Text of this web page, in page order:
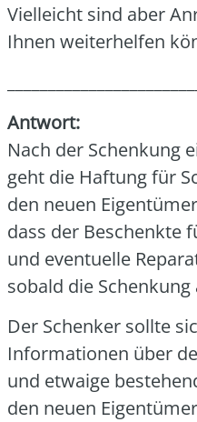
Viel­leicht sind aber
Ihnen wei­ter­hel­fen
Ant­wort:
Nach der Schen­kung
geht die Haf­tung für
den neu­en
dass der Beschenk­te
und even­tu­el­le
sobald die
Der Schen­ker soll­te
Infor­ma­tio­nen über
und etwa­ige
den neu­en